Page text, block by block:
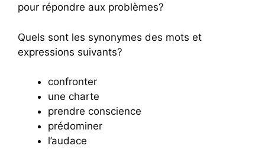
pour répondre aux problèmes?
Quels sont les synonymes des mots et
expressions suivants?
confronter
une charte
prendre conscience
prédominer
l’audace